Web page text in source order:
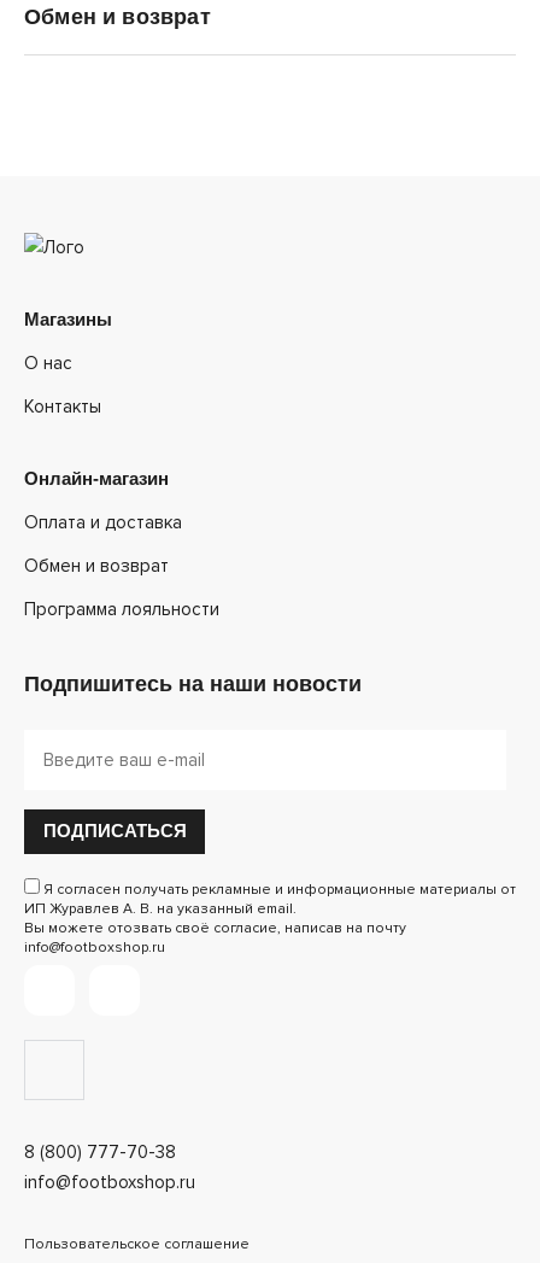
Обмен и возврат
8 (800) 777-70-38
info@footboxshop.ru
Магазины
О нас
Контакты
Онлайн-магазин
Оплата и доставка
Обмен и возврат
Программа лояльности
Подпишитесь на наши новости
ПОДПИСАТЬСЯ
Я согласен получать рекламные и информационные материалы от
ИП Журавлев А. В. на указанный email.
Вы можете отозвать своё согласие, написав на почту
info@footboxshop.ru
Пользовательское соглашение